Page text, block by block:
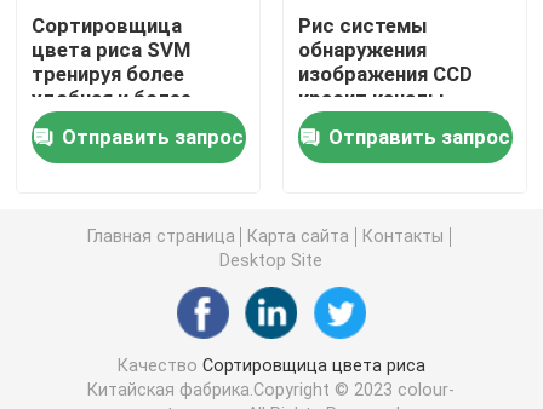
Чокнутая сортировщица цвета
пластиковая сортировщица цвета
сортировщица цвета чая
Сортировщица цвета пояса
Ультракрасная сортируя машина
Сортировщица
цвета риса SVM
тренируя более
удобная и более
быстрая
Отправить запрос
Рис системы
обнаружения
изображения CCD
красит каналы
5400Pixel сортируя
машины 64
Отправить запрос
Главная страница Карта сайта
Контакты
Desktop Site
Качество Сортировщица цвета риса
Китайская фабрика.Copyright © 2023 colour-